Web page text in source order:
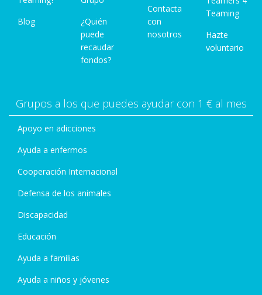
Blog
¿Quién
puede
recaudar
fondos?
Contacta
con
nosotros
Teaming
Hazte
voluntario
Grupos a los que puedes ayudar con 1 € al mes
Apoyo en adicciones
Ayuda a enfermos
Cooperación Internacional
Defensa de los animales
Discapacidad
Educación
Ayuda a familias
Ayuda a niños y jóvenes